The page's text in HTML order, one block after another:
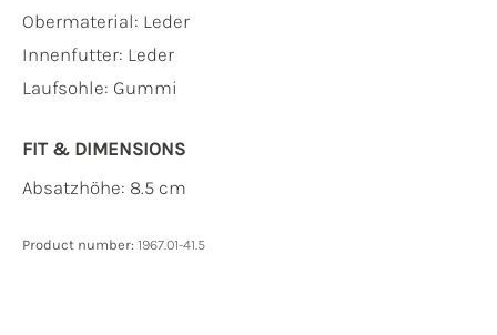
Obermaterial: Leder
Innenfutter: Leder
Laufsohle: Gummi
FIT & DIMENSIONS
Absatzhöhe: 8.5 cm
Product number: 1967.01-41.5